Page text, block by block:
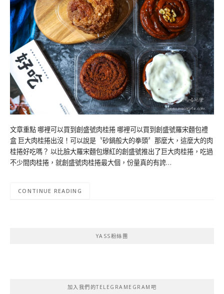
文章重點 哪裡可以買到創盛號肉桂捲 哪裡可以買到創盛號羅宋麵包禮
盒 巨大肉桂捲出沒！可以說是〝砂鍋般大的拳頭〞那麼大，這麼大的肉
桂捲好吃嗎？ 以比臉大羅宋麵包爆紅的創盛號推出了巨大肉桂捲，吃過
不少間肉桂捲，就創盛號肉桂捲最大個，份量真的有誇…
CONTINUE READING
YASS粉絲團
加入我們的TELEGRAMEGRAM吧